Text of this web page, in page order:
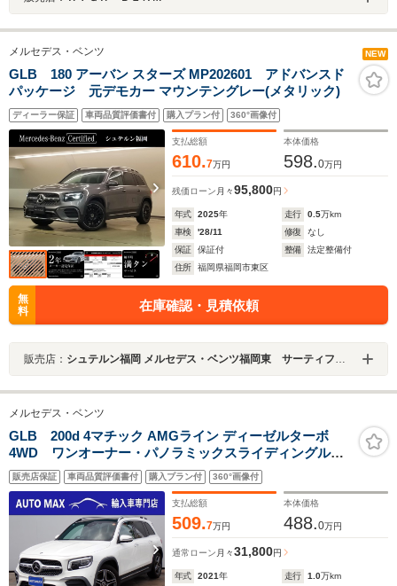
メルセデス・ベンツ NEW
GLB 180 アーバン スターズ MP202601 アドバンスド
パッケージ 元デモカー マウンテングレー(メタリック)
ディーラー保証 車両品質評価書付 購入プラン付 360°画像付
支払総額
610.7万円
本体価格
598.0万円
残価ローン 月々95,800円
年式 2025年 走行 0.5万km
車検
'28/11 修復
なし
保証
保証付 整備
法定整備付
住所
福岡県福岡市東区
無
料
在庫確認・見積依頼
販売店： シュテルン福岡 メルセデス・ベンツ福岡東 サーティファイドカーセンター
メルセデス・ベンツ
GLB 200d 4マチック AMGライン ディーゼルターボ
4WD ワンオーナー・パノラミックスライディングルー
フ・レーダーセーフティパッケージ・
販売店保証 車両品質評価書付 購入プラン付 360°画像付
支払総額
509.7万円
本体価格
488.0万円
通常ローン 月々31,800円
年式 2021年 走行 1.0万km